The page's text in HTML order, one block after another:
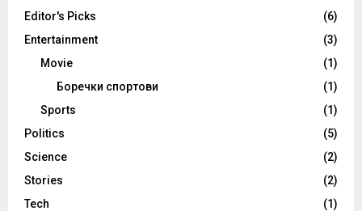
Editor's Picks
(6)
Entertainment
(3)
Movie
(1)
Боречки спортови
(1)
Sports
(1)
Politics
(5)
Science
(2)
Stories
(2)
Tech
(1)